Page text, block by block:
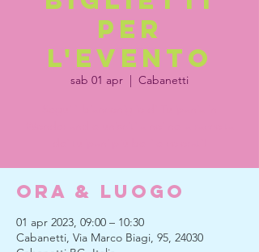
per
l'evento
sab 01 apr
  |
Cabanetti
Ora & Luogo
01 apr 2023, 09:00 – 10:30
Cabanetti, Via Marco Biagi, 95, 24030